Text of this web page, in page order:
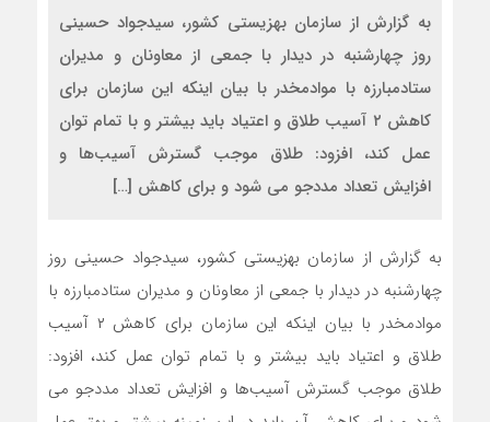
به گزارش از سازمان بهزیستی کشور، سیدجواد حسینی
روز چهارشنبه در دیدار با جمعی از معاونان و مدیران
ستادمبارزه با موادمخدر با بیان اینکه این سازمان برای
کاهش ۲ آسیب طلاق و اعتیاد باید بیشتر و با تمام توان
عمل کند، افزود: طلاق موجب گسترش آسیب‌ها و
افزایش تعداد مددجو می شود و برای کاهش […]
به گزارش از سازمان بهزیستی کشور، سیدجواد حسینی روز
چهارشنبه در دیدار با جمعی از معاونان و مدیران ستادمبارزه با
موادمخدر با بیان اینکه این سازمان برای کاهش ۲ آسیب
طلاق و اعتیاد باید بیشتر و با تمام توان عمل کند، افزود:
طلاق موجب گسترش آسیب‌ها و افزایش تعداد مددجو می